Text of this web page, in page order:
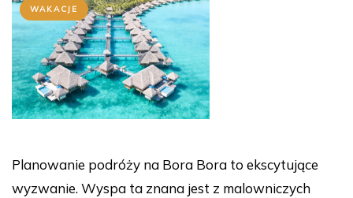
WAKACJE
Planowanie podróży na Bora Bora to ekscytujące
wyzwanie. Wyspa ta znana jest z malowniczych